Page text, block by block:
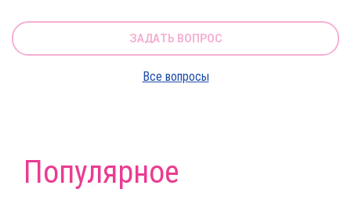
ЗАДАТЬ ВОПРОС
Все вопросы
Популярное